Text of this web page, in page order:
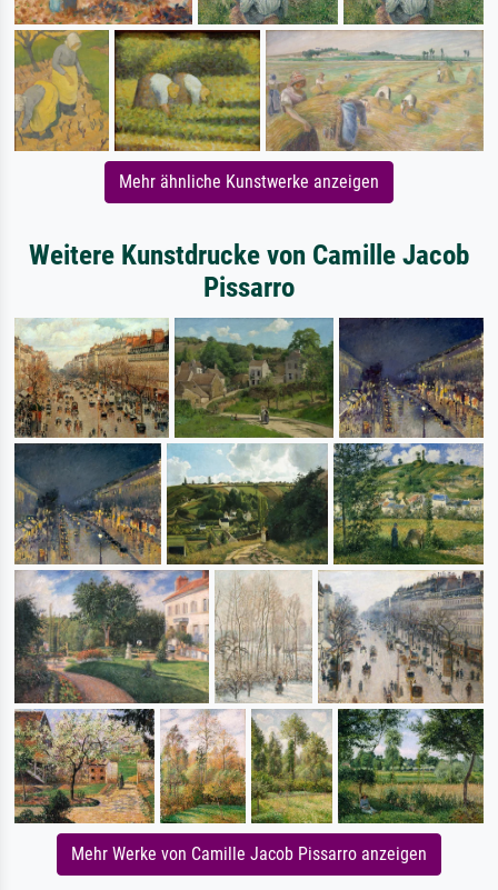
Mehr ähnliche Kunstwerke anzeigen
Weitere Kunstdrucke von Camille Jacob
Pissarro
Mehr Werke von Camille Jacob Pissarro anzeigen